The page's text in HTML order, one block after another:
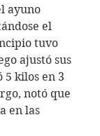
ayuno
el
tuvo
ajustó sus
5 kilos en 3
notó que
en las